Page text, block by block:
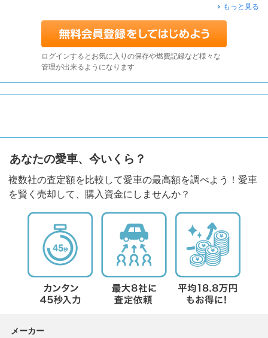
もっと見る
ログインするとお気に入りの保存や燃費記録など様々な
管理が出来るようになります
あなたの愛車、今いくら？
複数社の査定額を比較して愛車の最高額を調べよう！愛車
を賢く売却して、購入資金にしませんか？
メーカー